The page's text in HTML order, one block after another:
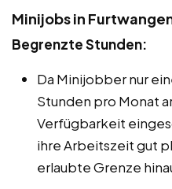
Minijobs in
Begrenzte Stunden:
Da Minijobber nur
Stunden pro Monat
Verfügbarkeit
ihre Arbeitszeit gut
erlaubte Grenze